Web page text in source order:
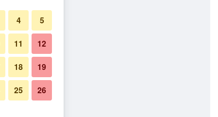
4 5
11 12
18 19
25 26